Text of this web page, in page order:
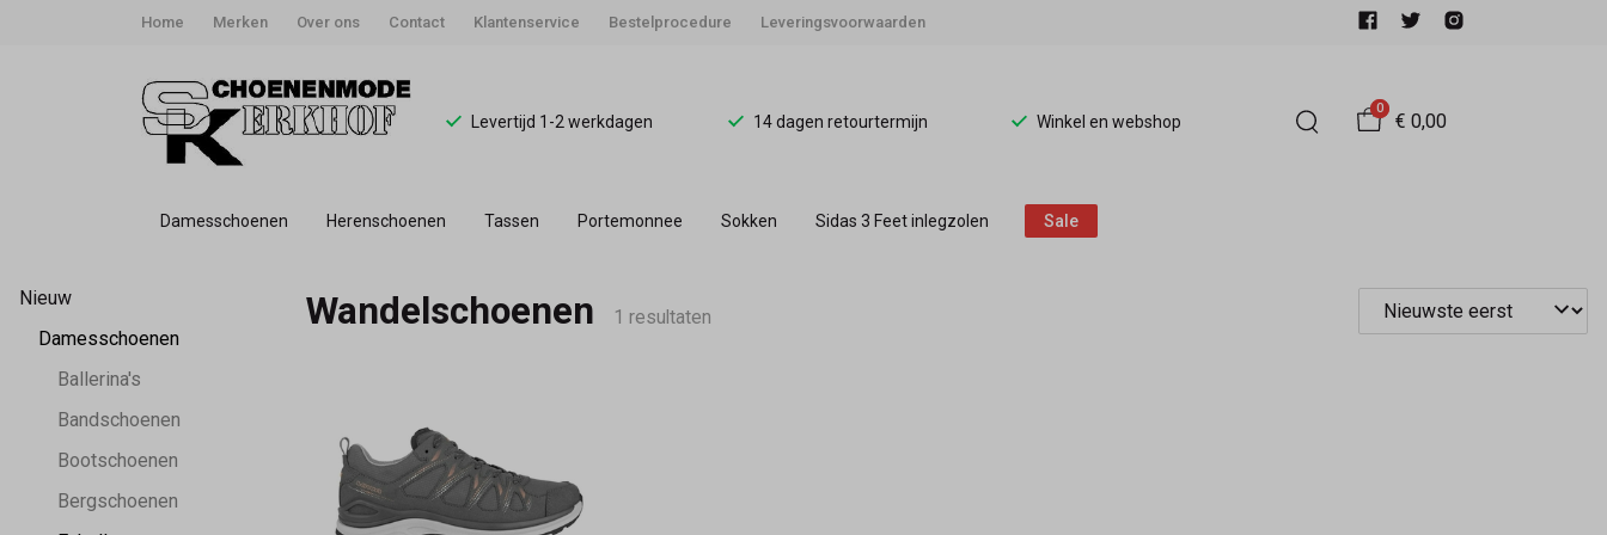
Home Merken Over ons Contact Klantenservice Bestelprocedure Leveringsvoorwaarden
Levertijd 1-2 werkdagen 14 dagen retourtermijn Winkel en webshop
0
€ 0,00
Damesschoenen Herenschoenen Tassen Portemonnee Sokken Sidas 3 Feet inlegzolen Sale
Wandelschoenen
Schoenmode
Kerkhof
Nieuw
Damesschoenen
Ballerina's
Bandschoenen
Bootschoenen
Bergschoenen
Wandelschoenen 1 resultaten